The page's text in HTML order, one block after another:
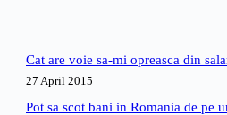
Cat are voie sa-mi opreasca din
27 April 2015
Pot sa scot bani in Romania de pe